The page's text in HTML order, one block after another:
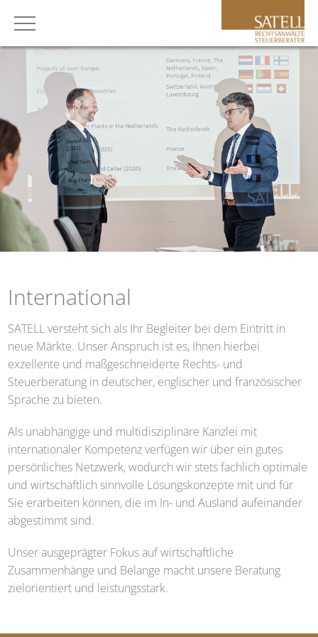
International
SATELLversteht sich als Ihr Begleiter bei dem Eintritt in
neue Märkte. Unser Anspruch ist es, Ihnen hierbei
exzellente und maßgeschneiderte Rechts- und
Steuerberatung in deutscher, englischer und französischer
Sprache zu bieten.
Als unabhängige und multidisziplinäre Kanzlei mit
internationaler Kompetenz verfügen wir über ein gutes
persönliches Netzwerk, wodurch wir stets fachlich optimale
und wirtschaftlich sinnvolle Lösungskonzepte mit und für
Sie erarbeiten können, die im In- und Ausland aufeinander
abgestimmt sind.
Unser ausgeprägter Fokus auf wirtschaftliche
Zusammenhänge und Belange macht unsere Beratung
zielorientiert und leistungsstark.